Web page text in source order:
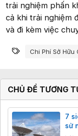
trải nghiệm phấn
cả khi trải nghiệm
và đi kèm việc
Từ khóa
Chi Phí Sở Hữu
CHỦ ĐỀ TƯƠNG
7
sử